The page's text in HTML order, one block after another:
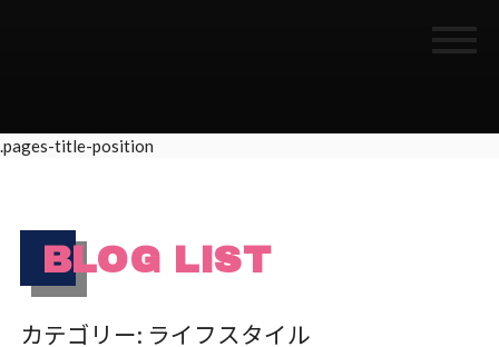
.pages-title-position
BLOG LIST
カテゴリー: ライフスタイル